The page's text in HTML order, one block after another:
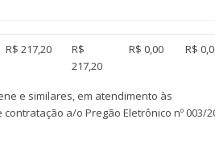
R$ 217,20
R$
217,20
R$ 0,00 R$
e similares, em atendimento às
a/o Pregão Eletrônico nº 003/